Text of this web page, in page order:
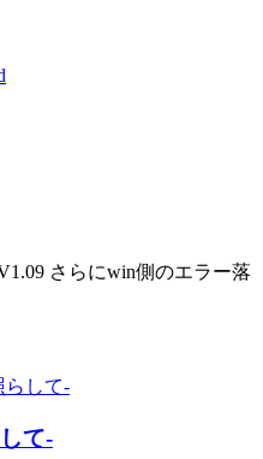
さらにwin側のエラー落
て-